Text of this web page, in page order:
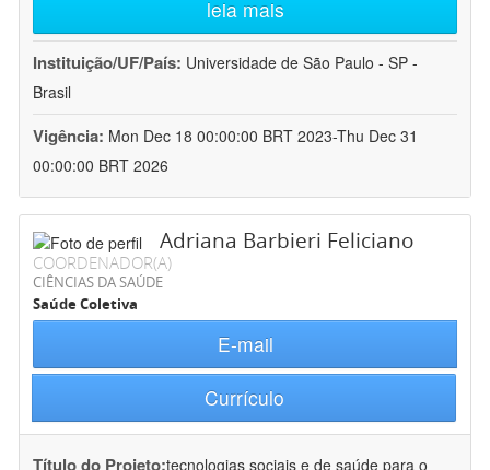
leia mais
Instituição/UF/País: Universidade de São Paulo - SP -
Brasil
Vigência: Mon Dec 18 00:00:00 BRT 2023-Thu Dec 31
00:00:00 BRT 2026
Adriana Barbieri Feliciano
COORDENADOR(A)
CIÊNCIAS DA SAÚDE
Saúde Coletiva
E-mail
Currículo
Título do Projeto:tecnologias sociais e de saúde para o